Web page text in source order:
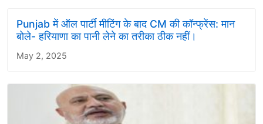
Punjab में ऑल पार्टी मीटिंग के बाद CM की कॉन्फ्रेंस: मान
बोले- हरियाणा का पानी लेने का तरीका ठीक नहीं।
May 2, 2025